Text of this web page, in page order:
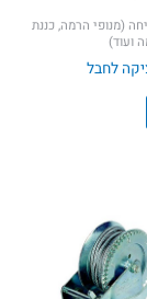
(מנופי הרמה, כננת
ועוד)
לחבל